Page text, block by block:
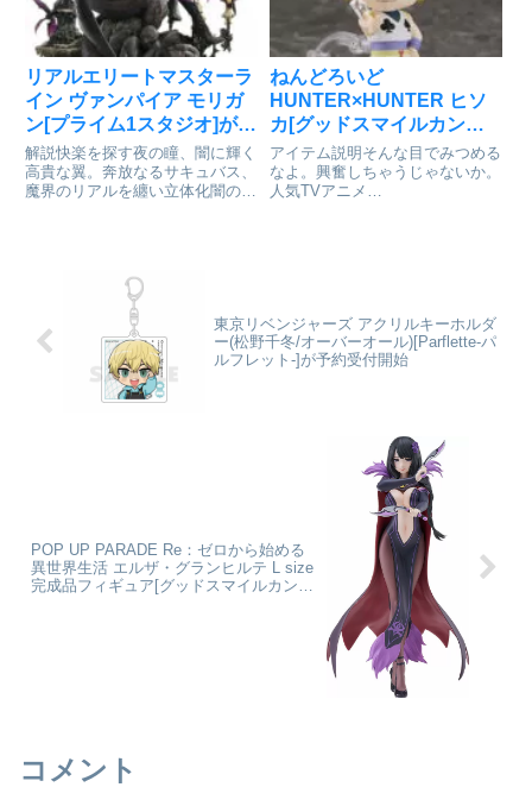
リアルエリートマスターラ
イン ヴァンパイア モリガ
ン[プライム1スタジオ]が予
約受付開始
解説快楽を探す夜の瞳、闇に輝く
高貴な翼。奔放なるサキュバス、
魔界のリアルを纏い立体化闇の住
マスターラインに登場。『リア
ねんどろいど
HUNTER×HUNTER ヒソ
カ[グッドスマイルカンパ
ニー]が予約受付開始
アイテム説明そんな目でみつめる
なよ。興奮しちゃうじゃないか。
人気TVアニメ
東京リベンジャーズ アクリルキーホルダ
ー(松野千冬/オーバーオール)[Parflette-パ
ルフレット-]が予約受付開始
POP UP PARADE Re：ゼロから始める
異世界生活 エルザ・グランヒルテ L size
完成品フィギュア[グッドスマイルカンパ
コメント